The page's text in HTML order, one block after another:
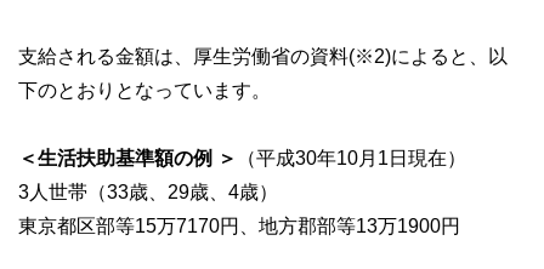
支給される金額は、厚生労働省の資料(※2)によると、以
下のとおりとなっています。
＜生活扶助基準額の例 ＞
（平成30年10月1日現在）
3人世帯（33歳、29歳、4歳）
東京都区部等15万7170円、地方郡部等13万1900円